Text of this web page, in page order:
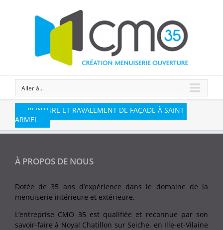
Aller à...
PEINTURE ET RAVALEMENT DE FAÇADE À SAINT-
ARMEL
À PROPOS DE NOUS
Dotée de 35 ans d’expérience dans le domaine de la
menuiserie intérieure et extérieure.
L’entreprise CMO 35 est qualifiée et reconnue par son
savoir-faire à Noyal Chatillon sur Seiche, en Ille-et-Vilaine